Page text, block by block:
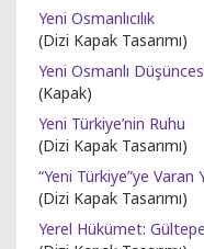
Yeni Osmanlıcılık
(Dizi Kapak Tasarımı)
Yeni Osmanlı
(Kapak)
Yeni Türkiye’nin Ruhu
(Dizi Kapak Tasarımı)
“Yeni Türkiye”ye Varan
(Dizi Kapak Tasarımı)
Yerel Hükümet: Gültepe